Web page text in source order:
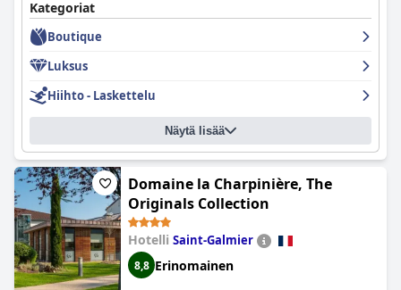
Kategoriat
Boutique
Luksus
Hiihto - Laskettelu
Näytä lisää
Domaine la Charpinière, The
Originals Collection
Hotelli Saint-Galmier
8,8 Erinomainen